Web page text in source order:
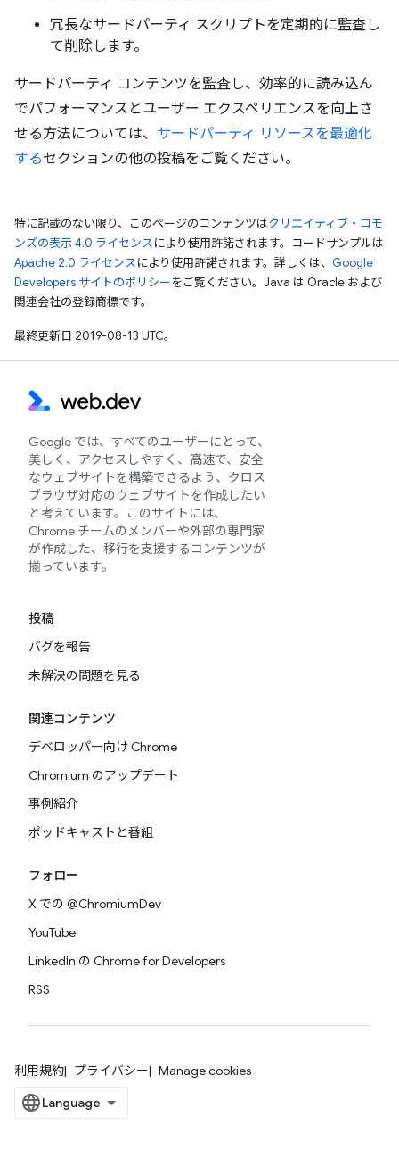
冗長なサードパーティ スクリプトを定期的に監査し
て削除します。
サードパーティ コンテンツを監査し、効率的に読み込ん
でパフォーマンスとユーザー エクスペリエンスを向上さ
せる方法については、 サードパーティ リソースを最適化
するセクションの他の投稿をご覧ください。
特に記載のない限り、このページのコンテンツはクリエイティブ・コモ
ンズの表示 4.0 ライセンスにより使用許諾されます。コードサンプルは
Apache 2.0 ライセンスにより使用許諾されます。詳しくは、 Google
Developers サイトのポリシーをご覧ください。Java は Oracle および
関連会社の登録商標です。
最終更新日 2019-08-13 UTC。
Google では、すべてのユーザーにとって、
美しく、アクセスしやすく、高速で、安全
なウェブサイトを構築できるよう、クロス
ブラウザ対応のウェブサイトを作成したい
と考えています。このサイトには、
Chrome チームのメンバーや外部の専門家
が作成した、移行を支援するコンテンツが
揃っています。
投稿
バグを報告
未解決の問題を見る
関連コンテンツ
デベロッパー向け Chrome
Chromium のアップデート
事例紹介
ポッドキャストと番組
フォロー
X での @ChromiumDev
YouTube
LinkedIn の Chrome for Developers
RSS
利用規約 プライバシー Manage cookies